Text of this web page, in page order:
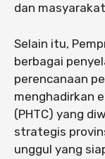
dan
Selain itu,
berbagai
perencanaan
menghadirkan
(PHTC) yang
strategis
unggul yang